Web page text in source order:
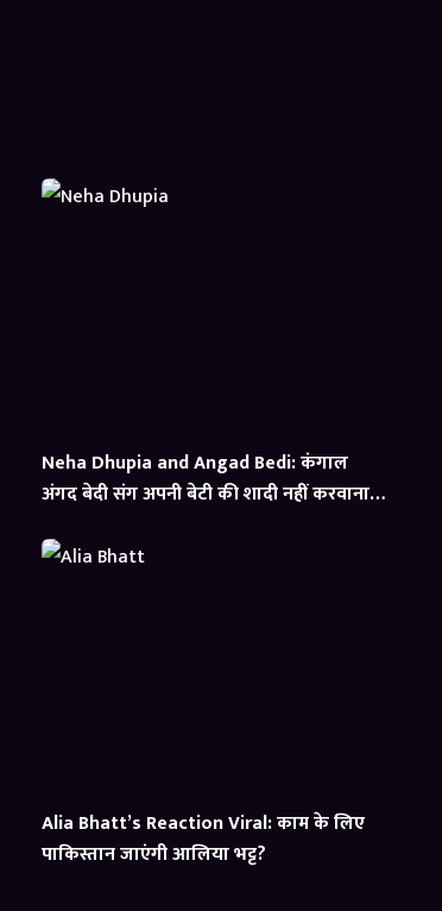
Neha Dhupia and Angad Bedi: कंगाल
अंगद बेदी संग अपनी बेटी की शादी नहीं करवाना
Alia Bhatt’s Reaction Viral: काम के लिए
पाकिस्तान जाएंगी आलिया भट्ट?